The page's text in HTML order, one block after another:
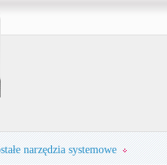
narzędzia systemowe